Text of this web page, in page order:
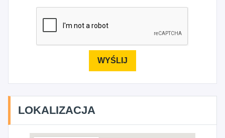
LOKALIZACJA